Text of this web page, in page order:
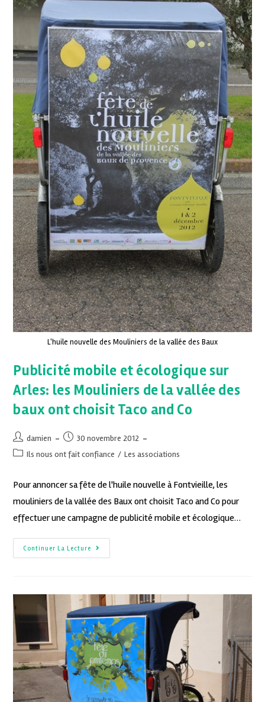
L'huile nouvelle des Mouliniers de la vallée des Baux
Publicité mobile et écologique sur
Arles: les Mouliniers de la vallée des
baux ont choisit Taco and Co
damien
30 novembre 2012
Ils nous ont fait confiance / Les associations
Pour annoncer sa fête de l'huile nouvelle à Fontvieille, les
mouliniers de la vallée des Baux ont choisit Taco and Co pour
effectuer une campagne de publicité mobile et écologique…
Continuer La Lecture